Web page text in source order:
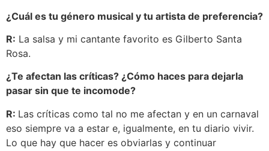
¿Cuál es tu género musical y tu artista de preferencia?
R: La salsa y mi cantante favorito es Gilberto Santa
Rosa.
¿Te afectan las críticas? ¿Cómo haces para dejarla
pasar sin que te incomode?
R: Las críticas como tal no me afectan y en un carnaval
eso siempre va a estar e, igualmente, en tu diario vivir.
Lo que hay que hacer es obviarlas y continuar